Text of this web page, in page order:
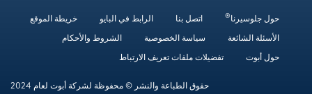
حول جلوسيرنا® اتصل بنا الرابط في البايو
خريطة الموقع
الأسئلة الشائعة
سياسة الخصوصية
الشروط والأحكام
حول أبوت
تفضيلات ملفات تعريف الارتباط
حقوق الطباعة والنشر © محفوظة لشركة أبوت لعام 2024